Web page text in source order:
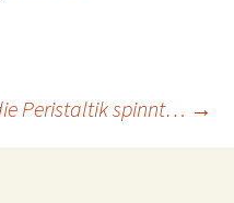
Peristaltik spinnt… →